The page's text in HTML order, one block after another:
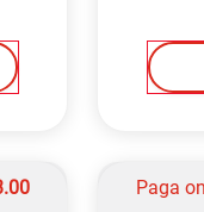
Paga